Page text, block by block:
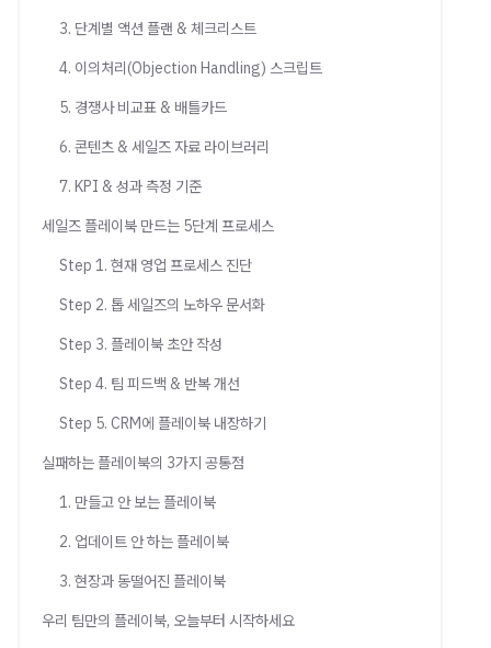
3. 단계별 액션 플랜 & 체크리스트
4. 이의처리(Objection Handling) 스크립트
5. 경쟁사 비교표 & 배틀카드
6. 콘텐츠 & 세일즈 자료 라이브러리
7. KPI & 성과 측정 기준
세일즈 플레이북 만드는 5단계 프로세스
Step 1. 현재 영업 프로세스 진단
Step 2. 톱 세일즈의 노하우 문서화
Step 3. 플레이북 초안 작성
Step 4. 팀 피드백 & 반복 개선
Step 5. CRM에 플레이북 내장하기
실패하는 플레이북의 3가지 공통점
1. 만들고 안 보는 플레이북
2. 업데이트 안 하는 플레이북
3. 현장과 동떨어진 플레이북
우리 팀만의 플레이북, 오늘부터 시작하세요